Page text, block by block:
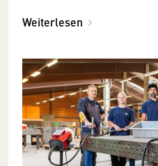
Weiterlesen